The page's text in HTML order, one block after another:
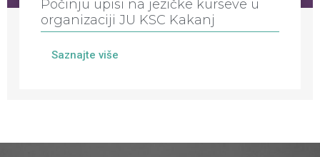
Počinju upisi na jezičke kurseve u
organizaciji JU KSC Kakanj
Saznajte više